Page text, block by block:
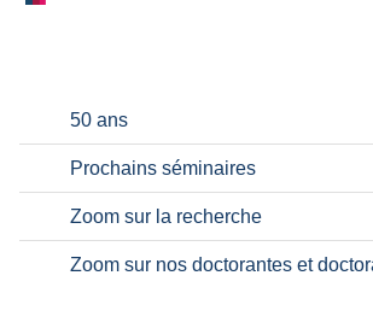
50 ans
Prochains séminaires
Zoom sur la recherche
Zoom sur nos doctorantes et